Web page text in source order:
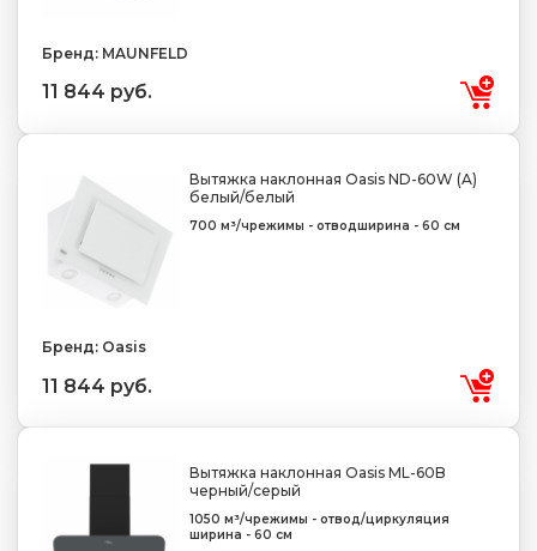
Бренд: MAUNFELD
11 844 руб.
Вытяжка наклонная Oasis ND-60W (A)
белый/белый
700 м³/чрежимы - отводширина - 60 см
Бренд: Oasis
11 844 руб.
Вытяжка наклонная Оasis ML-60B
черный/серый
1050 м³/чрежимы - отвод/циркуляция
ширина - 60 см